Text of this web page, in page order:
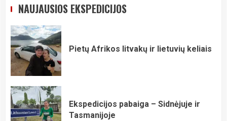
NAUJAUSIOS EKSPEDICIJOS
Pietų Afrikos litvakų ir lietuvių keliais
Ekspedicijos pabaiga – Sidnėjuje ir
Tasmanijoje